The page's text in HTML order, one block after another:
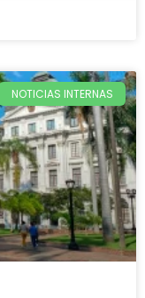
NOTICIAS INTERNAS